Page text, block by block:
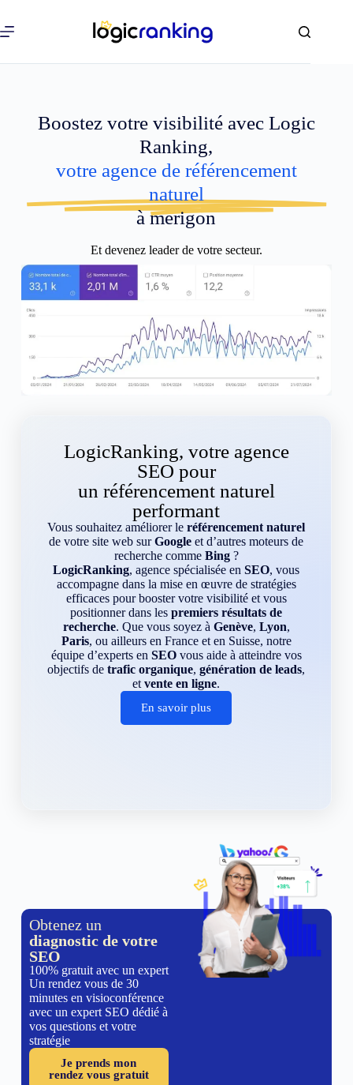
Boostez votre visibilité avec Logic
Ranking,
votre agence de référencement
naturel
à merigon
Et devenez leader de votre secteur.
LogicRanking, votre agence
SEO pour
un référencement naturel
performant
Vous souhaitez améliorer leréférencement naturel
de votre site web surGoogle et d’autres moteurs de
recherche comme Bing?
LogicRanking, agence spécialisée enSEO, vous
accompagne dans la mise en œuvre de stratégies
efficaces pour booster votre visibilité et vous
positionner dans lespremiers résultats de
recherche. Que vous soyez à Genève, Lyon,
Paris, ou ailleurs en France et en Suisse, notre
équipe d’experts en SEOvous aide à atteindre vos
objectifs detrafic organique,génération de leads,
etvente en ligne.
En savoir plus
Obtenez un
diagnostic de votre
SEO
100% gratuit avec un expert
Un rendez vous de 30
minutes en visioconférence
avec un expert SEO dédié à
vos questions et votre
stratégie
Je prends mon
rendez vous gratuit